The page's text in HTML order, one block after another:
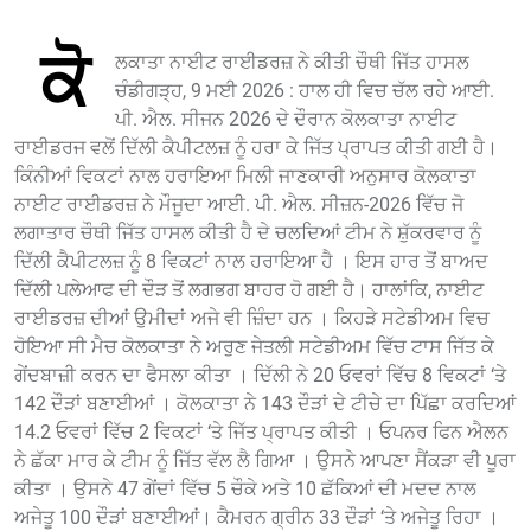
ਕੋ
ਲਕਾਤਾ ਨਾਈਟ ਰਾਈਡਰਜ਼ ਨੇ ਕੀਤੀ ਚੌਥੀ ਜਿੱਤ ਹਾਸਲ
ਚੰਡੀਗੜ੍ਹ, 9 ਮਈ 2026 : ਹਾਲ ਹੀ ਵਿਚ ਚੱਲ ਰਹੇ ਆਈ.
ਪੀ. ਐਲ. ਸੀਜਨ 2026 ਦੇ ਦੌਰਾਨ ਕੋਲਕਾਤਾ ਨਾਈਟ
ਰਾਈਡਰਜ ਵਲੋਂ ਦਿੱਲੀ ਕੈਪੀਟਲਜ਼ ਨੂੰ ਹਰਾ ਕੇ ਜਿੱਤ ਪ੍ਰਾਪਤ ਕੀਤੀ ਗਈ ਹੈ।
ਕਿੰਨੀਆਂ ਵਿਕਟਾਂ ਨਾਲ ਹਰਾਇਆ ਮਿਲੀ ਜਾਣਕਾਰੀ ਅਨੁਸਾਰ ਕੋਲਕਾਤਾ
ਨਾਈਟ ਰਾਈਡਰਜ਼ ਨੇ ਮੌਜੂਦਾ ਆਈ. ਪੀ. ਐਲ. ਸੀਜ਼ਨ-2026 ਵਿੱਚ ਜੋ
ਲਗਾਤਾਰ ਚੌਥੀ ਜਿੱਤ ਹਾਸਲ ਕੀਤੀ ਹੈ ਦੇ ਚਲਦਿਆਂ ਟੀਮ ਨੇ ਸ਼ੁੱਕਰਵਾਰ ਨੂੰ
ਦਿੱਲੀ ਕੈਪੀਟਲਜ਼ ਨੂੰ 8 ਵਿਕਟਾਂ ਨਾਲ ਹਰਾਇਆ ਹੈ । ਇਸ ਹਾਰ ਤੋਂ ਬਾਅਦ
ਦਿੱਲੀ ਪਲੇਆਫ ਦੀ ਦੌੜ ਤੋਂ ਲਗਭਗ ਬਾਹਰ ਹੋ ਗਈ ਹੈ। ਹਾਲਾਂਕਿ, ਨਾਈਟ
ਰਾਈਡਰਜ਼ ਦੀਆਂ ਉਮੀਦਾਂ ਅਜੇ ਵੀ ਜ਼ਿੰਦਾ ਹਨ । ਕਿਹੜੇ ਸਟੇਡੀਅਮ ਵਿਚ
ਹੋਇਆ ਸੀ ਮੈਚ ਕੋਲਕਾਤਾ ਨੇ ਅਰੁਣ ਜੇਤਲੀ ਸਟੇਡੀਅਮ ਵਿੱਚ ਟਾਸ ਜਿੱਤ ਕੇ
ਗੇਂਦਬਾਜ਼ੀ ਕਰਨ ਦਾ ਫੈਸਲਾ ਕੀਤਾ । ਦਿੱਲੀ ਨੇ 20 ਓਵਰਾਂ ਵਿੱਚ 8 ਵਿਕਟਾਂ ‘ਤੇ
142 ਦੌੜਾਂ ਬਣਾਈਆਂ । ਕੋਲਕਾਤਾ ਨੇ 143 ਦੌੜਾਂ ਦੇ ਟੀਚੇ ਦਾ ਪਿੱਛਾ ਕਰਦਿਆਂ
14.2 ਓਵਰਾਂ ਵਿੱਚ 2 ਵਿਕਟਾਂ ‘ਤੇ ਜਿੱਤ ਪ੍ਰਾਪਤ ਕੀਤੀ । ਓਪਨਰ ਫਿਨ ਐਲਨ
ਨੇ ਛੱਕਾ ਮਾਰ ਕੇ ਟੀਮ ਨੂੰ ਜਿੱਤ ਵੱਲ ਲੈ ਗਿਆ । ਉਸਨੇ ਆਪਣਾ ਸੈਂਕੜਾ ਵੀ ਪੂਰਾ
ਕੀਤਾ । ਉਸਨੇ 47 ਗੇਂਦਾਂ ਵਿੱਚ 5 ਚੌਕੇ ਅਤੇ 10 ਛੱਕਿਆਂ ਦੀ ਮਦਦ ਨਾਲ
ਅਜੇਤੂ 100 ਦੌੜਾਂ ਬਣਾਈਆਂ। ਕੈਮਰਨ ਗ੍ਰੀਨ 33 ਦੌੜਾਂ ‘ਤੇ ਅਜੇਤੂ ਰਿਹਾ ।